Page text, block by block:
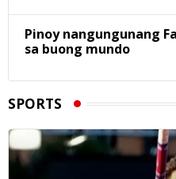
Pinoy nangungunang
sa buong mundo
SPORTS